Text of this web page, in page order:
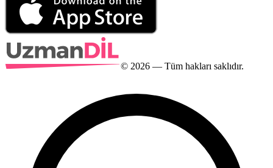
© 2026 — Tüm hakları saklıdır.